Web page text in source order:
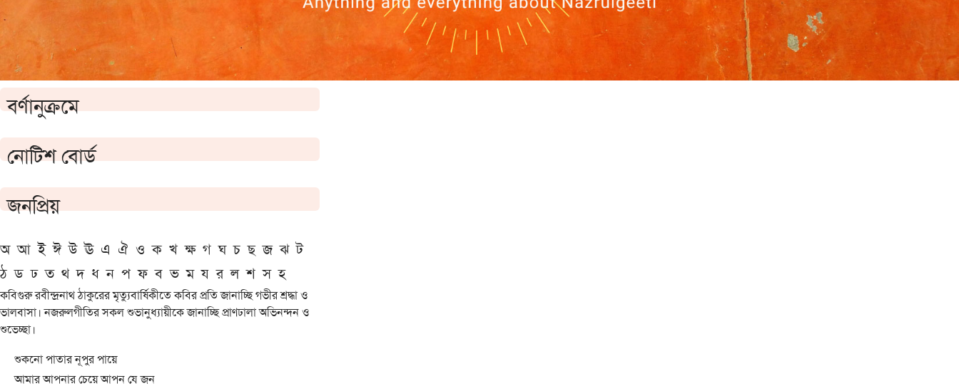
বর্ণানুক্রমে
নোটিশ বোর্ড
জনপ্রিয়
অ আ ই ঈ উ ঊ এ ঐ ও ক খ ক্ষ গ ঘ চ ছ জ ঝ ট
ঠ ড ঢ ত থ দ ধ ন প ফ ব ভ ম য র ল শ স হ
কবিগুরু রবীন্দ্রনাথ ঠাকুরের মৃত্যুবার্ষিকীতে কবির প্রতি জানাচ্ছি গভীর শ্রদ্ধা ও
ভালবাসা। নজরুলগীতির সকল শুভানুধ্যায়ীকে জানাচ্ছি প্রাণঢালা অভিনন্দন ও
শুভেচ্ছা।
শুকনো পাতার নূপুর পায়ে
আমার আপনার চেয়ে আপন যে জন